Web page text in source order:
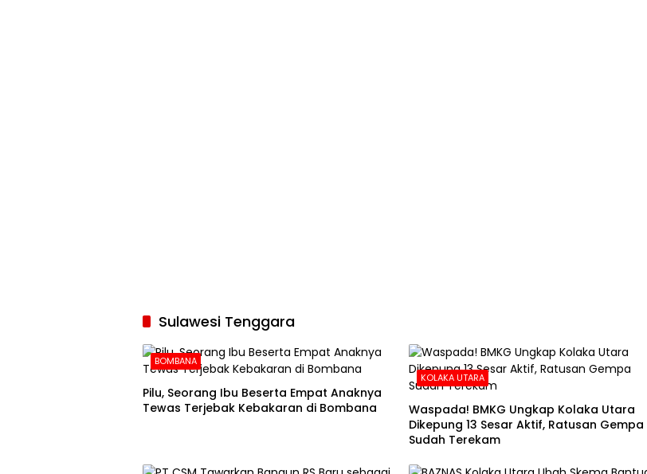
Sulawesi Tenggara
BOMBANA
Pilu, Seorang Ibu Beserta Empat Anaknya
Tewas Terjebak Kebakaran di Bombana
KOLAKA UTARA
Waspada! BMKG Ungkap Kolaka Utara
Dikepung 13 Sesar Aktif, Ratusan Gempa
Sudah Terekam